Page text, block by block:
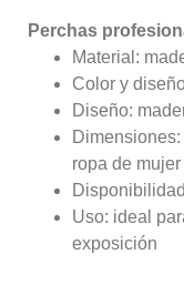
Perchas
Material:
Color y
Diseño:
ropa de mujer
Uso: ideal
exposición